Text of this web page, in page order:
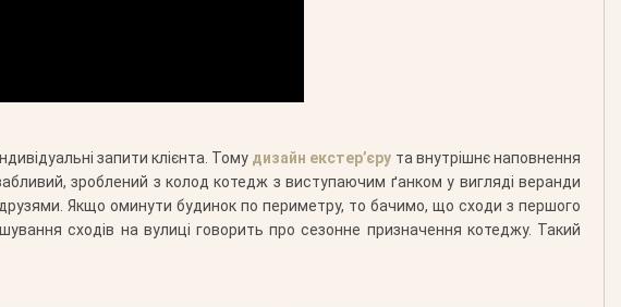
запити клієнта. Тому дизайн екстер’єру та внутрішнє наповнення
зроблений з колод котедж з виступаючим ґанком у вигляді веранди
Якщо оминути будинок по периметру, то бачимо, що сходи з першого
сходів на вулиці говорить про сезонне призначення котеджу. Такий